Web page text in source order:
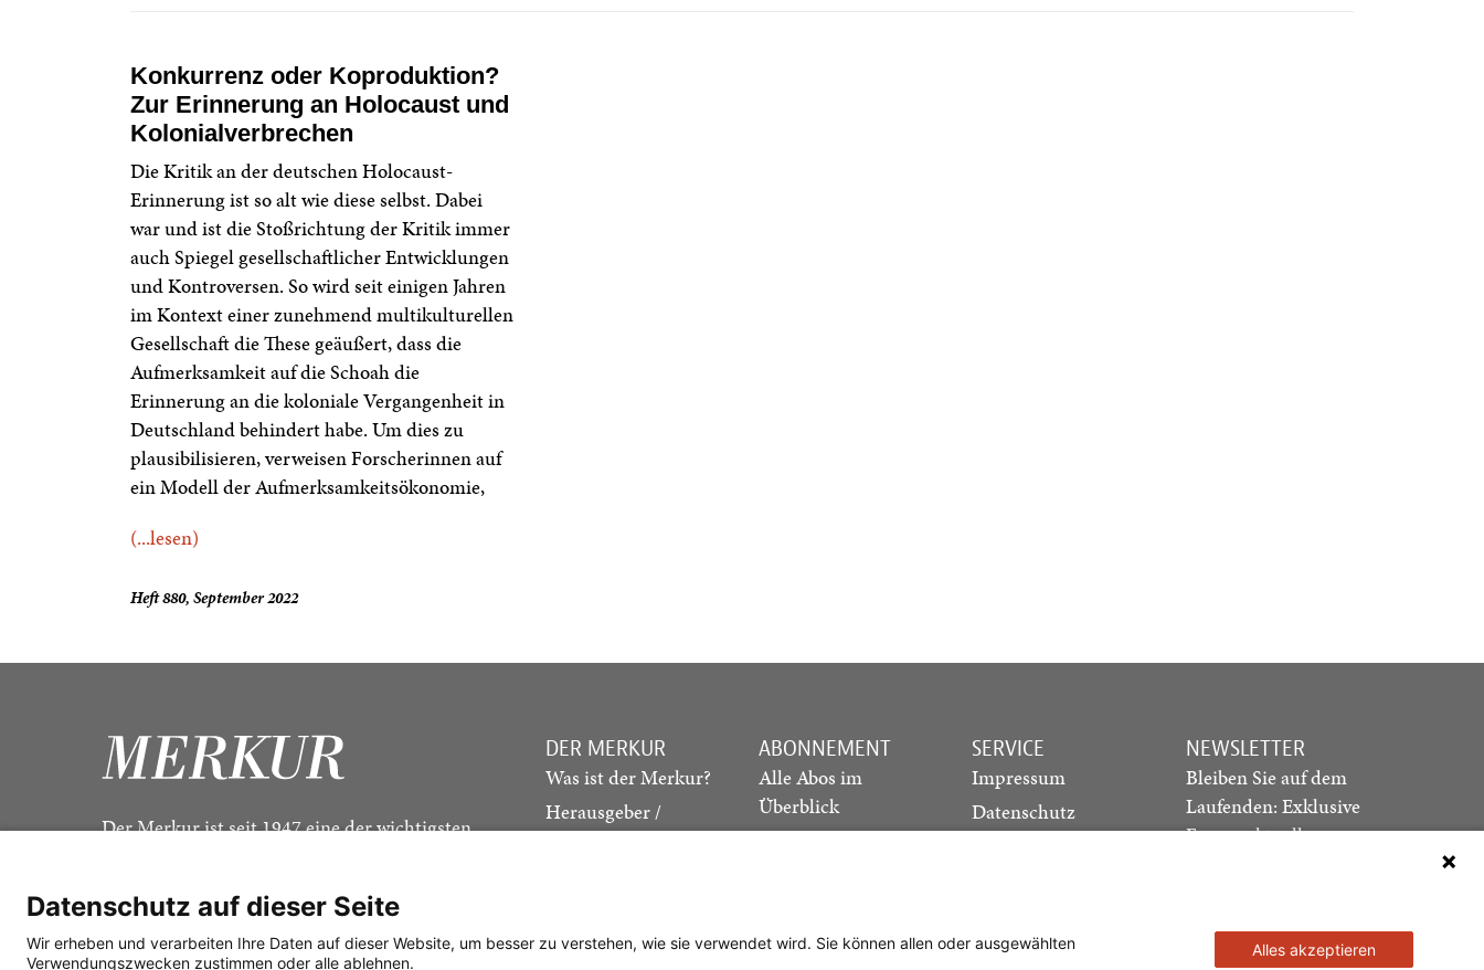
Konkurrenz oder Koproduktion?
Zur Erinnerung an Holocaust und
Kolonialverbrechen
Die Kritik an der deutschen Holocaust-
Erinnerung ist so alt wie diese selbst. Dabei
war und ist die Stoßrichtung der Kritik immer
auch Spiegel gesellschaftlicher Entwicklungen
und Kontroversen. So wird seit einigen Jahren
im Kontext einer zunehmend multikulturellen
Gesellschaft die These geäußert, dass die
Aufmerksamkeit auf die Schoah die
Erinnerung an die koloniale Vergangenheit in
Deutschland behindert habe. Um dies zu
plausibilisieren, verweisen Forscherinnen auf
ein Modell der Aufmerksamkeitsökonomie,
(...lesen)
Heft 880, September 2022
Der Merkur ist seit 1947 eine der wichtigsten
DER MERKUR
Was ist der Merkur?
Herausgeber /
Redaktion
ABONNEMENT
Alle Abos im
Überblick
Print-Abo
Studierenden-Abo
SERVICE
Impressum
Datenschutz
NEWSLETTER
Bleiben Sie auf dem
Laufenden: Exklusive
Essays, aktuelle
Datenschutz auf dieser Seite
Wir erheben und verarbeiten Ihre Daten auf dieser Website, um besser zu verstehen, wie sie verwendet wird. Sie können allen oder ausgewählten
Verwendungszwecken zustimmen oder alle ablehnen.
Alles akzeptieren